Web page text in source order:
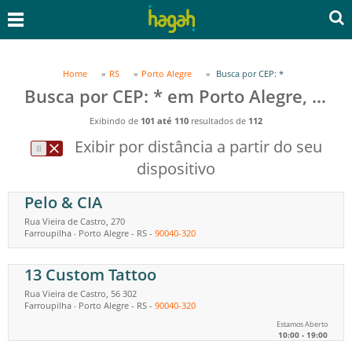
Home RS Porto Alegre Busca por CEP: *
Busca por CEP: * em Porto Alegre, RS
Exibindo de 101 até 110 resultados de 112
Exibir por distância a partir do seu
dispositivo
Pelo & CIA
Rua Vieira de Castro, 270
Farroupilha - Porto Alegre - RS - 90040-320
13 Custom Tattoo
Rua Vieira de Castro, 56 302
Farroupilha - Porto Alegre - RS - 90040-320
Estamos Aberto
10:00 - 19:00